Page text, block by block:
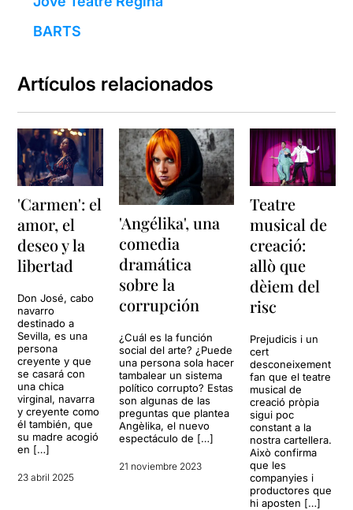
BARTS
Artículos relacionados
'Carmen': el
amor, el
deseo y la
libertad
Don José, cabo
navarro
destinado a
Sevilla, es una
persona
creyente y que
se casará con
una chica
virginal, navarra
y creyente como
él también, que
su madre acogió
en […]
23 abril 2025
'Angélika', una
comedia
dramática
sobre la
corrupción
¿Cuál es la función
social del arte? ¿Puede
una persona sola hacer
tambalear un sistema
político corrupto? Estas
son algunas de las
preguntas que plantea
Angèlika, el nuevo
espectáculo de […]
21 noviembre 2023
Teatre
musical de
creació:
allò que
dèiem del
risc
Prejudicis i un
cert
desconeixement
fan que el teatre
musical de
creació pròpia
sigui poc
constant a la
nostra cartellera.
Això confirma
que les
companyies i
productores que
hi aposten […]